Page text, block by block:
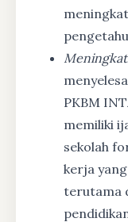
PKBM
memiliki
sekolah
kerja
terutama